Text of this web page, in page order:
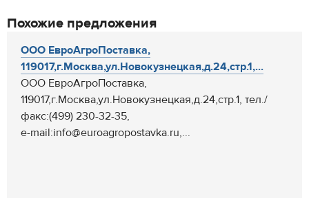
Похожие предложения
ООО ЕвроАгроПоставка,
119017,г.Москва,ул.Новокузнецкая,д.24,стр.1,...
ООО ЕвроАгроПоставка,
119017,г.Москва,ул.Новокузнецкая,д.24,стр.1, тел./
факс:(499) 230-32-35,
e-mail:info@euroagropostavka.ru,...